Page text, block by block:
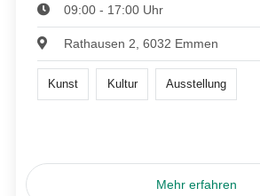
09:00 - 17:00 Uhr
Rathausen 2, 6032 Emmen
Kunst Kultur Ausstellung
Mehr erfahren